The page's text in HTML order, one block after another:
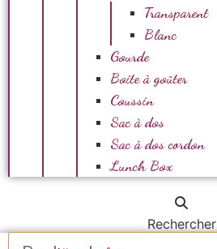
Transparent
Blanc
Gourde
Boite à goûter
Coussin
Sac à dos
Sac à dos cordon
Lunch Box
Rechercher